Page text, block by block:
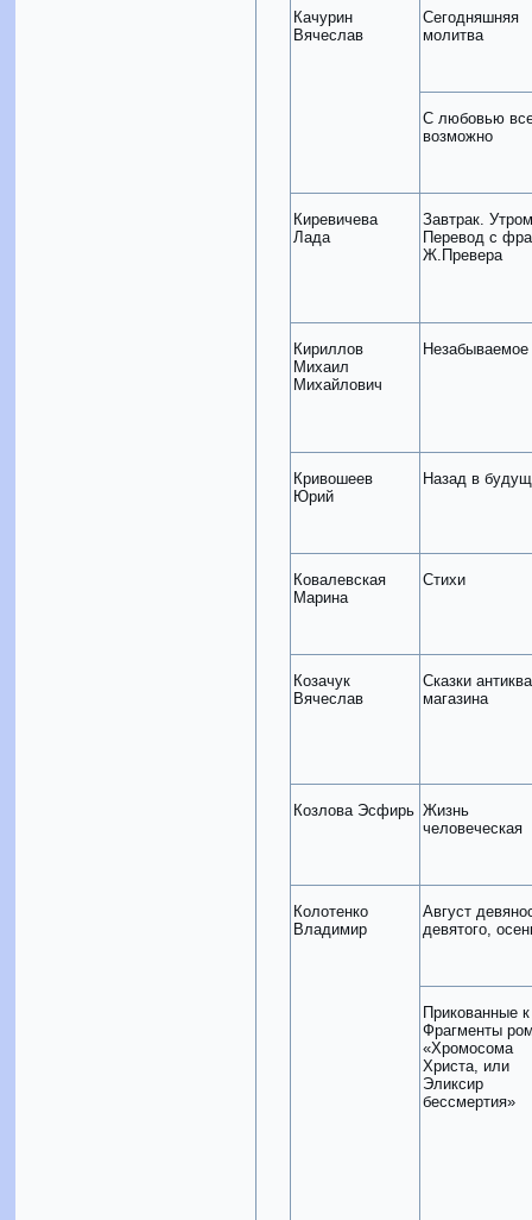
Качурин
Вячеслав
Сегодняшняя
молитва
С любовью
возможно
Киревичева
Лада
Завтрак.
Перевод с
Ж.Превера
Кириллов
Михаил
Михайлович
Незабываемое
Кривошеев
Юрий
Назад в
Ковалевская
Марина
Стихи
Козачук
Вячеслав
Сказки
магазина
Козлова Эсфирь Жизнь
человеческая
Колотенко
Владимир
Август
девятого,
Прикованные
Фрагменты
«Хромосома
Христа, или
Эликсир
бессмертия»